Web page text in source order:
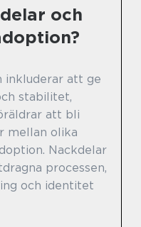
och
inkluderar att ge
stabilitet,
att bli
mellan olika
Nackdelar
processen,
och identitet